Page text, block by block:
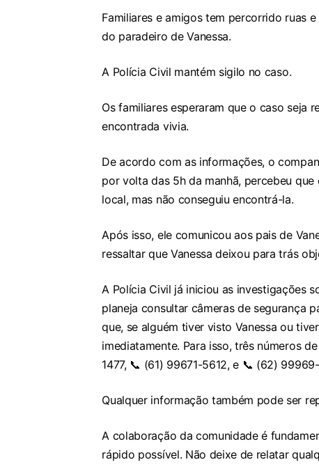
Familiares e amigos tem percorrido ruas
do paradeiro de Vanessa.
A Polícia Civil mantém sigilo no caso.
Os familiares esperaram que o caso seja
encontrada vivia.
De acordo com as informações, o
por volta das 5h da manhã, percebeu
local, mas não conseguiu encontrá-la.
Após isso, ele comunicou aos pais de
ressaltar que Vanessa deixou para trás
A Polícia Civil já iniciou as investigações
planeja consultar câmeras de segurança
que, se alguém tiver visto Vanessa ou
imediatamente. Para isso, três números
1477, 📞 (61) 99671-5612, e 📞 (62) 99969-
Qualquer informação também pode ser
A colaboração da comunidade é
rápido possível. Não deixe de relatar